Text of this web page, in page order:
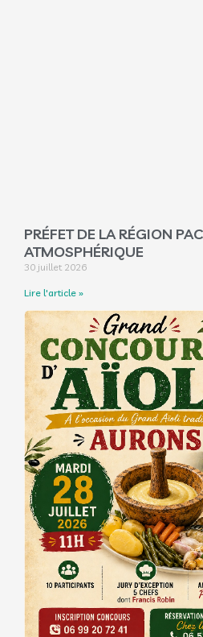
PRÉFET DE LA RÉGION
ATMOSPHÉRIQUE
30 juillet 2026
Lire l'article »